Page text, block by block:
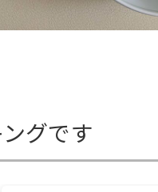
グです